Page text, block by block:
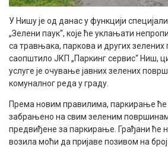
У Нишу је од данас у функцији
„Зелени паук“, које ће уклањати
са травњака, паркова и других зелених
саопштило ЈКП „Паркинг сервис“ Ниш,
услуге је очување јавних зелених
комуналног реда у граду.
Према новим правилима, паркирање ће
забрањено на свим зеленим
предвиђене за паркирање. Грађани ће
возила моћи да пријаве позивом на